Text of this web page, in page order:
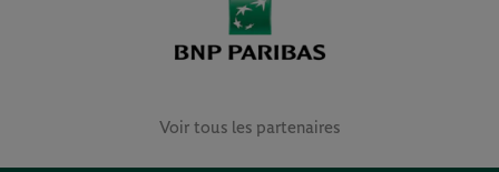
Voir tous les partenaires